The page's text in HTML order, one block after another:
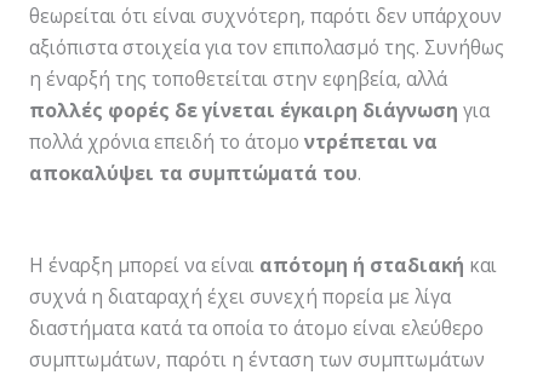
θεωρείται ότι είναι συχνότερη, παρότι δεν υπάρχουν
αξιόπιστα στοιχεία για τον επιπολασµό της. Συνήθως
η έναρξή της τοποθετείται στην εφηβεία, αλλά
πολλές φορές δε γίνεται έγκαιρη διάγνωση για
πολλά χρόνια επειδή το άτοµο ντρέπεται να
αποκαλύψει τα συµπτώµατά του.
Η έναρξη µπορεί να είναι απότοµη ή σταδιακή και
συχνά η διαταραχή έχει συνεχή πορεία µε λίγα
διαστήµατα κατά τα οποία το άτοµο είναι ελεύθερο
συµπτωµάτων, παρότι η ένταση των συµπτωµάτων